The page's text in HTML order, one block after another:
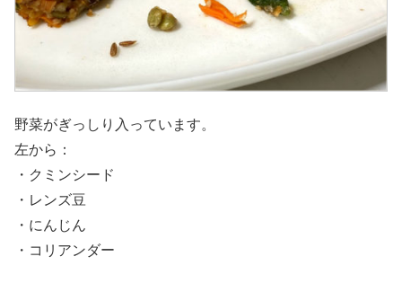
野菜がぎっしり入っています。
左から：
・クミンシード
・レンズ豆
・にんじん
・コリアンダー